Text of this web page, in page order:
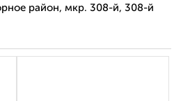
район, мкр. 308-й, 308-й